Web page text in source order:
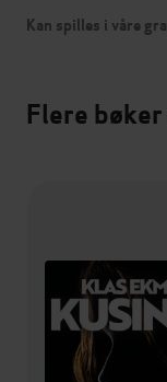
Kan spilles i våre
Flere